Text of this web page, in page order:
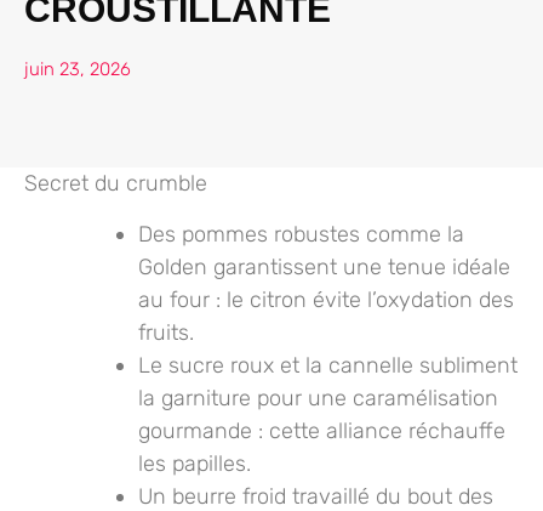
CROUSTILLANTE
juin 23, 2026
Secret du crumble
Des pommes robustes comme la
Golden garantissent une tenue idéale
au four : le citron évite l’oxydation des
fruits.
Le sucre roux et la cannelle subliment
la garniture pour une caramélisation
gourmande : cette alliance réchauffe
les papilles.
Un beurre froid travaillé du bout des